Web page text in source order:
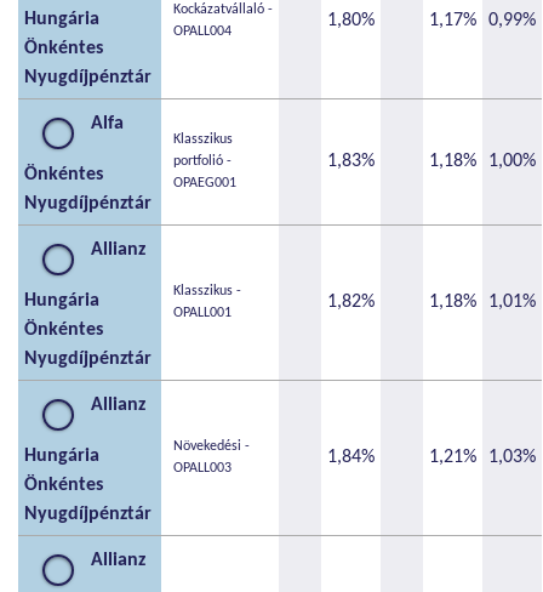
Hungária
Önkéntes
Nyugdíjpénztár
Kockázatvállaló -
OPALL004
1,80% 1,17% 0,99%
Alfa
Önkéntes
Nyugdíjpénztár
Klasszikus
portfolió -
OPAEG001
1,83% 1,18% 1,00%
Allianz
Hungária
Önkéntes
Nyugdíjpénztár
Klasszikus -
OPALL001
1,82% 1,18% 1,01%
Allianz
Hungária
Önkéntes
Nyugdíjpénztár
Növekedési -
OPALL003
1,84% 1,21% 1,03%
Allianz